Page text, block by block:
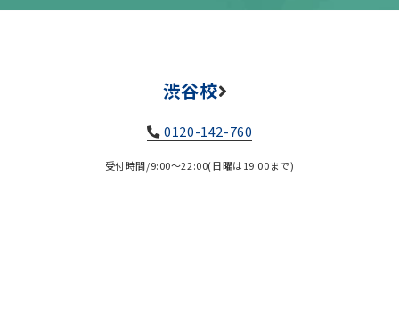
渋谷校
0120-142-760
受付時間/9:00～22:00(日曜は19:00まで)